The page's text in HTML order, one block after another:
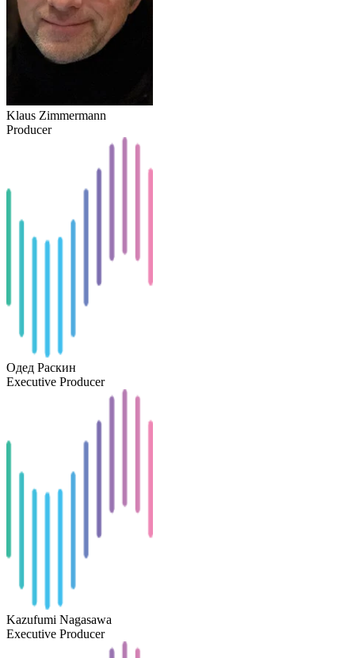
Klaus Zimmermann
Producer
Одед Раскин
Executive Producer
Kazufumi Nagasawa
Executive Producer